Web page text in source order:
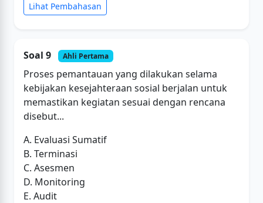
Lihat Pembahasan
Soal 9 Ahli Pertama
Proses pemantauan yang dilakukan selama
kebijakan kesejahteraan sosial berjalan untuk
memastikan kegiatan sesuai dengan rencana
disebut...
A. Evaluasi Sumatif
B. Terminasi
C. Asesmen
D. Monitoring
E. Audit